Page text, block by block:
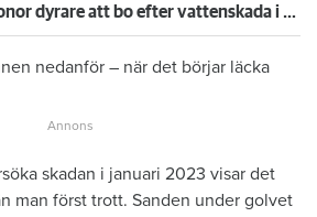
600 kronor dyrare att bo efter vattenskada i Varberg
nedanför – när det börjar läcka
skadan i januari 2023 visar det
man först trott. Sanden under golvet